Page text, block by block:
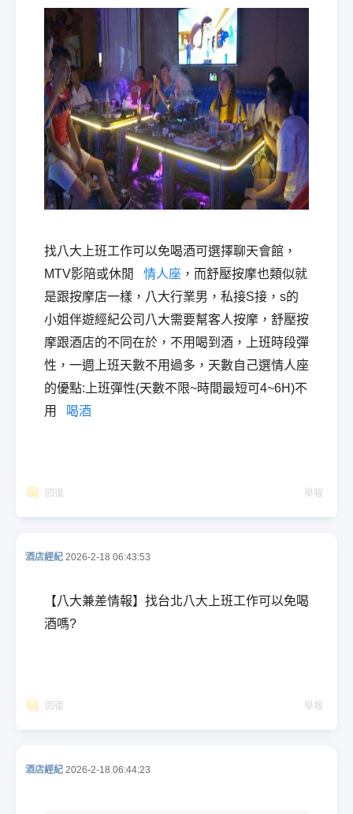
找八大上班工作可以免喝酒可選擇聊天會館，
MTV影陪或休閒
情人座 ，而舒壓按摩也類似就
是跟按摩店一樣，八大行業男，私接S接，s的
小姐伴遊經紀公司八大需要幫客人按摩，舒壓按
摩跟酒店的不同在於，不用喝到酒，上班時段彈
性，一週上班天數不用過多，天數自己選情人座
的優點:上班彈性(天數不限~時間最短可4~6H)不
用
喝酒
回復 舉報
酒店經紀 2026-2-18 06:43:53
【八大兼差情報】找台北八大上班工作可以免喝
酒嗎?
回復 舉報
酒店經紀 2026-2-18 06:44:23